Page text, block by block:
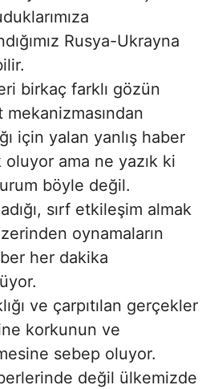
Rusya-Ukrayna
birkaç farklı gözün
için yalan yanlış haber
oluyor ama ne yazık ki
böyle değil.
sırf etkileşim almak
oynamaların
her dakika
ve çarpıtılan gerçekler
korkunun ve
sebep oluyor.
değil ülkemizde